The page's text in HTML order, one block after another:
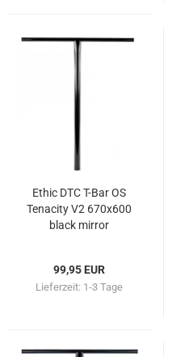
Ethic DTC T-Bar OS
Tenacity V2 670x600
black mirror
99,95 EUR
Lieferzeit: 1-3 Tage